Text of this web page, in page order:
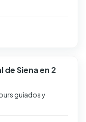
Siena en 2
guiados y